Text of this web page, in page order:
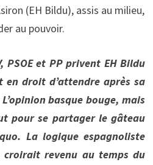
(EH Bildu), assis au milieu,
au pouvoir.
PSOE et PP privent EH Bildu
en droit d’attendre après sa
basque bouge, mais
pour se partager le gâteau
La logique espagnoliste
croirait revenu au temps du